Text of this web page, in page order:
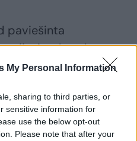
My Personal Information
sharing to third parties, or
sensitive information for
use the below opt-out
Please note that after your
paviešinta
su bandymu
ministru nėra, niekas